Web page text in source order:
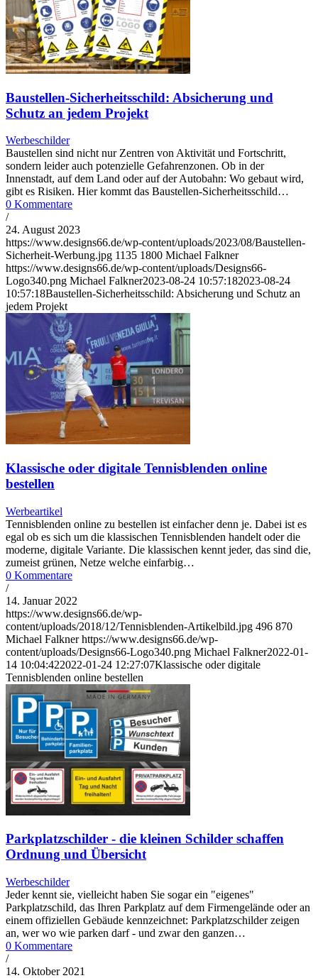
Baustellen-Sicherheitsschild: Absicherung und
Schutz an jedem Projekt
Werbeschilder
Baustellen sind nicht nur Zentren von Aktivität und Fortschritt,
sondern leider auch potenzielle Gefahrenzonen. Ob in der
Innenstadt, auf dem Land oder auf der Autobahn: Wo gebaut wird,
gibt es Risiken. Hier kommt das Baustellen-Sicherheitsschild…
0 Kommentare
/
24. August 2023
https://www.designs66.de/wp-content/uploads/2023/08/Baustellen-
Sicherheit-Werbung.jpg 1135 1800 Michael Falkner
https://www.designs66.de/wp-content/uploads/Designs66-
Logo340.png Michael Falkner2023-08-24 10:57:182023-08-24
10:57:18Baustellen-Sicherheitsschild: Absicherung und Schutz an
jedem Projekt
Klassische oder digitale Tennisblenden online
bestellen
Werbeartikel
Tennisblenden online zu bestellen ist einfacher denn je. Dabei ist es
egal ob es sich um die klassischen Tennisblenden handelt oder die
moderne, digitale Variante. Die klassischen kennt jeder, das sind die,
zumeist grünen, Netze welche einfarbig…
0 Kommentare
/
14. Januar 2022
https://www.designs66.de/wp-
content/uploads/2018/12/Tennisblenden-Artikelbild.jpg 496 870
Michael Falkner https://www.designs66.de/wp-
content/uploads/Designs66-Logo340.png Michael Falkner2022-01-
14 10:04:422022-01-24 12:27:07Klassische oder digitale
Tennisblenden online bestellen
Parkplatzschilder - die kleinen Schilder schaffen
Ordnung und Übersicht
Werbeschilder
Jeder kennt sie, vielleicht haben Sie sogar ein "eigenes"
Parkplatzschild, das Ihren Parkplatz auf dem Firmengelände oder an
einem offiziellen Gebäude kennzeichnet: Parkplatzschilder zeigen
an, wer wo wie parken darf - und zwar den ganzen…
0 Kommentare
/
14. Oktober 2021